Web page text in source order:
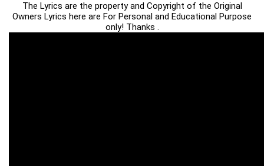
The Lyrics are the property and Copyright of the Original
Owners Lyrics here are For Personal and Educational Purpose
only! Thanks .